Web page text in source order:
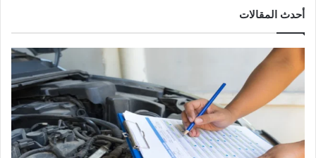
أحدث المقالات